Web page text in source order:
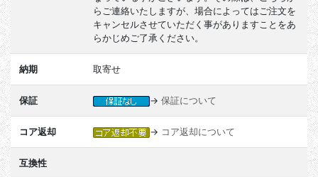
らご連絡いたしますが、場合によってはご注文を
キャンセルさせていただく事がありますことをあ
らかじめご了承ください。
納期 取寄せ
保証 → 保証について
コア返却 → コア返却について
互換性